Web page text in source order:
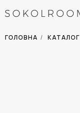
ГОЛОВНА / КАТАЛОГ